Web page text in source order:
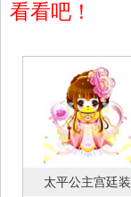
看看吧！
太平公主宫廷装